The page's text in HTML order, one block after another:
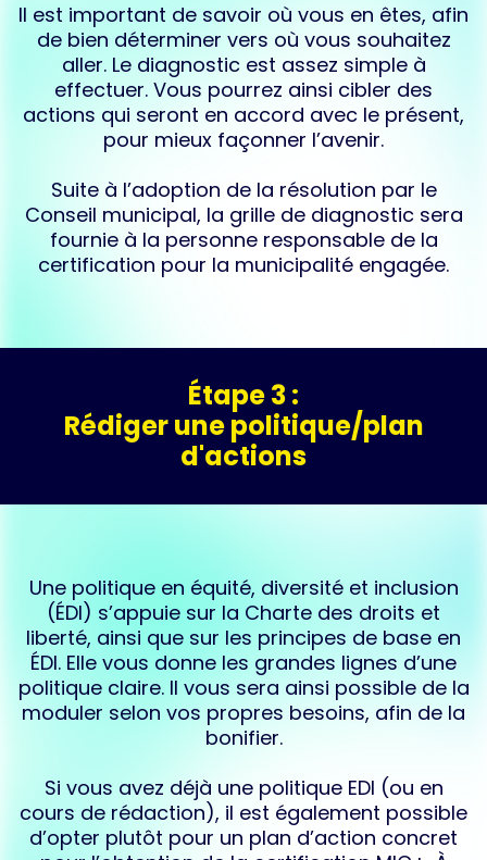
Il est important de savoir où vous en êtes, afin
de bien déterminer vers où vous souhaitez
aller.​​ Le diagnostic est assez simple à
effectuer. ​Vous pourrez ainsi cibler des
actions qui seront en accord avec le présent,
pour mieux façonner l’avenir.
Suite à l’adoption de la résolution par le
Conseil municipal, la grille de diagnostic sera
fournie à la personne responsable de la
certification pour la municipalité engagée.
Étape 3 :
Rédiger une politique/plan
d'actions
Une politique en équité, diversité et inclusion
(ÉDI) s’appuie sur la Charte des droits et
liberté, ainsi que sur les principes de base en
ÉDI. Elle vous donne les grandes lignes d’une
politique claire. ​Il vous sera ainsi possible de la
moduler selon vos propres besoins, afin de la
bonifier.
Si vous avez déjà une politique EDI (ou en
cours de rédaction), il est également possible
d’opter plutôt pour un plan d’action concret